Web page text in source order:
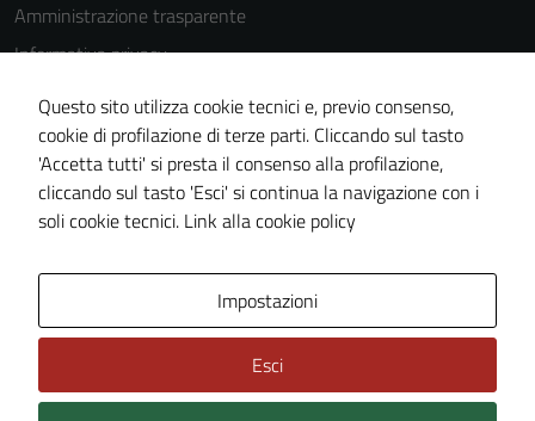
Amministrazione trasparente
Informativa privacy
Cookie Policy
Note legali
Dichiarazione di accessibilità
Piano di miglioramento del sito
Questo sito utilizza cookie tecnici e, previo consenso,
cookie di profilazione di terze parti. Cliccando sul tasto
'Accetta tutti' si presta il consenso alla profilazione,
cliccando sul tasto 'Esci' si continua la navigazione con i
soli cookie tecnici. Link alla cookie policy
Impostazioni
Esci